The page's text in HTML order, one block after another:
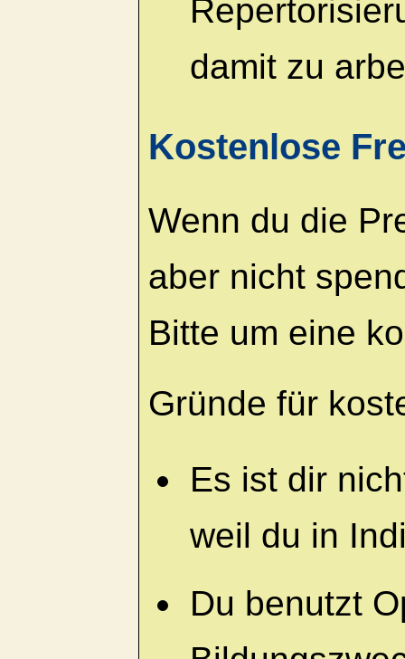
damit zu
Kostenlose
Wenn du die
aber nicht
Bitte um eine
Gründe für
Es ist dir
weil du in
Du benutzt